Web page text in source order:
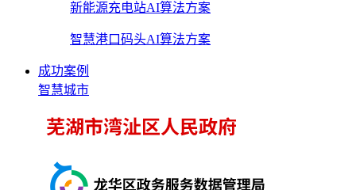
新能源充电站AI算法方案
智慧港口码头AI算法方案
成功案例
智慧城市